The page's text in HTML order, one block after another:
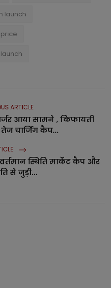
launch
ARTICLE
आया सामने , किफायती
चार्जिंग कैप...
स्थिति मार्केट कैप और
से जुड़ी...